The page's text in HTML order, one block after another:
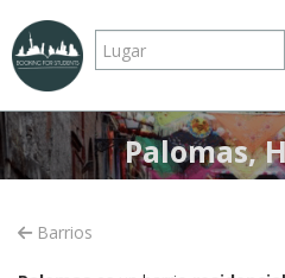
Palomas,
Barrios